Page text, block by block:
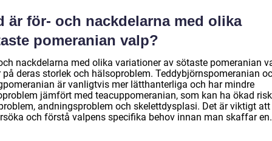
är för- och nackdelarna med olika
pomeranian valp?
nackdelarna med olika variationer av sötaste pomeranian
på deras storlek och hälsoproblem. Teddybjörnspomeranian
är vanligtvis mer lätthanterliga och har mindre
jämfört med teacuppomeranian, som kan ha ökad
andningsproblem och skelettdysplasi. Det är viktigt att
och förstå valpens specifika behov innan man skaffar en.